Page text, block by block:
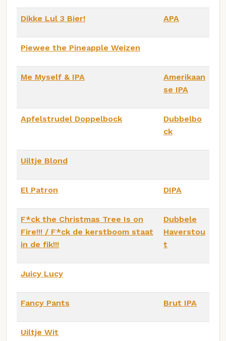
Dikke Lul 3 Bier! APA
Piewee the Pineapple Weizen
Me Myself & IPA
Amerikaan
se IPA
Apfelstrudel Doppelbock
Dubbelbo
ck
Uiltje Blond
El Patron DIPA
F*ck the Christmas Tree Is on
Fire!!! / F*ck de kerstboom staat
in de fik!!!
Dubbele
Haverstou
t
Juicy Lucy
Fancy Pants Brut IPA
Uiltje Wit